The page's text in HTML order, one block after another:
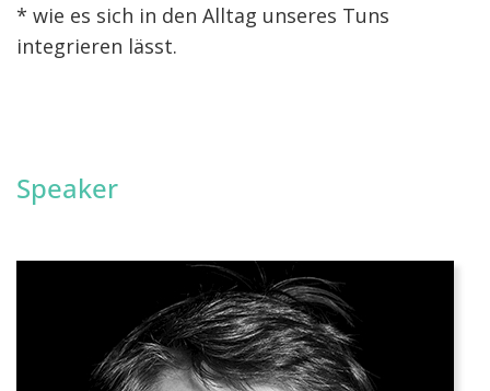
* wie es sich in den Alltag unseres Tuns
integrieren lässt.
Speaker